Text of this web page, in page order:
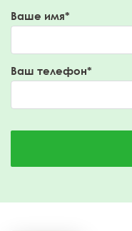
Ваше имя*
Ваш телефон*